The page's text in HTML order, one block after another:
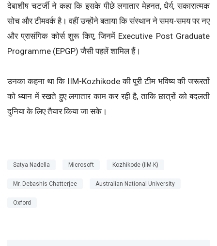
देबाशीष चटर्जी ने कहा कि इसके पीछे लगातार मेहनत, धैर्य, सकारात्मक
सोच और टीमवर्क है। वहीं उन्होंने बताया कि संस्थान ने समय-समय पर नए
और प्रासंगिक कोर्स शुरू किए, जिनमें Executive Post Graduate
Programme (EPGP) जैसी पहलें शामिल हैं।
उनका कहना था कि IIM-Kozhikode की पूरी टीम भविष्य की जरूरतों
को ध्यान में रखते हुए लगातार काम कर रही है, ताकि छात्रों को बदलती
दुनिया के लिए तैयार किया जा सके।
Satya Nadella Microsoft Kozhikode (IIM-K)
Mr. Debashis Chatterjee Australian National University
Oxford